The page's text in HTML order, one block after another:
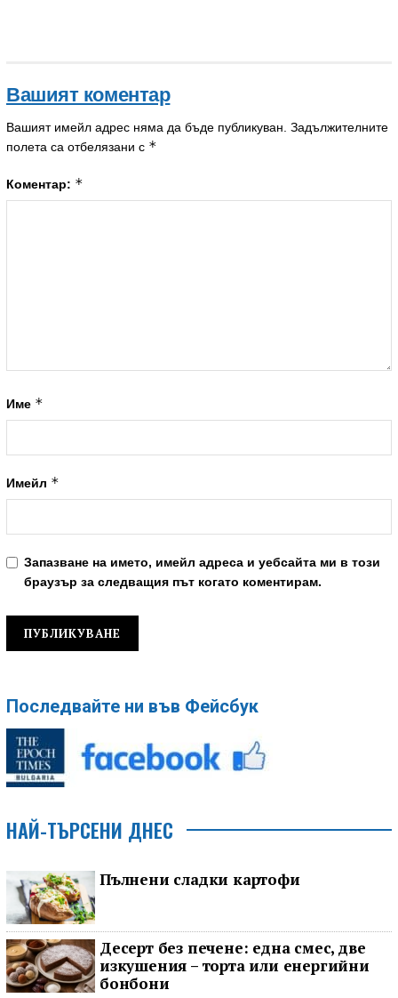
Вашият коментар
Вашият имейл адрес няма да бъде публикуван. Задължителните
полета са отбелязани с *
Коментар: *
Име *
Имейл *
Запазване на името, имейл адреса и уебсайта ми в този
браузър за следващия път когато коментирам.
Последвайте ни във Фейсбук
НАЙ-ТЪРСЕНИ ДНЕС
Пълнени сладки картофи
Десерт без печене: една смес, две
изкушения – торта или енергийни
бонбони